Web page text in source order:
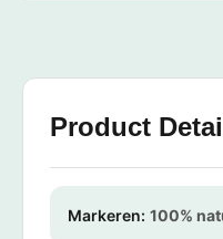
Product
Markeren: 100%